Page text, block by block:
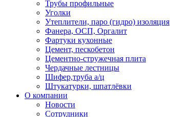
Трубы профильные
Уголки
Утеплители, паро (гидро) изоляция
Фанера, ОСП, Оргалит
Фартуки кухонные
Цемент, пескобетон
Цементно-стружечная плита
Чердачные лестницы
Шифер,труба а/ц
Штукатурки, шпатлёвки
О компании
Новости
Сотрудники